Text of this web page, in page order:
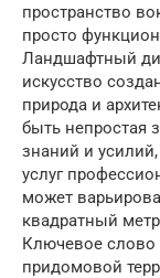
пространство
просто
Ландшафтный
искусство
природа и
быть непростая
знаний и
услуг
может
квадратный
Ключевое
придомовой